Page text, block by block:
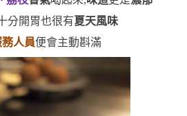
分開胃也很有夏天風味
務人員便會主動斟滿